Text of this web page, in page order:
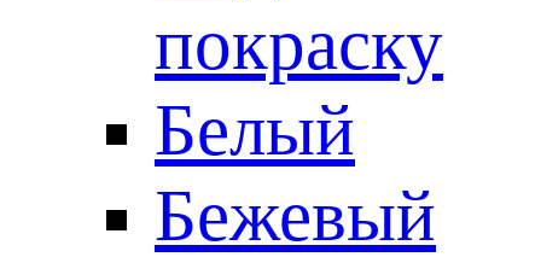
покраску
Белый
Бежевый